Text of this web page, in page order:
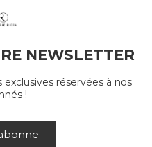
NEWSLETTER
réservées à nos
!